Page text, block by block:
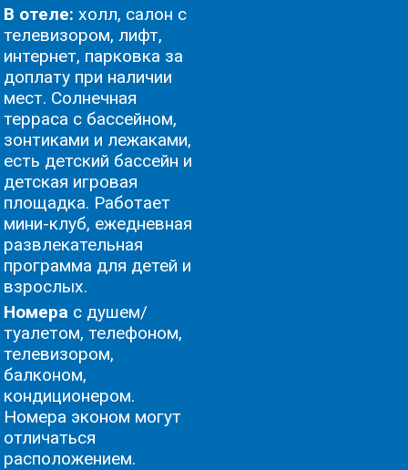
В отеле: холл, салон с
телевизором, лифт,
интернет, парковка за
доплату при наличии
мест. Солнечная
терраса с бассейном,
зонтиками и лежаками,
есть детский бассейн и
детская игровая
площадка. Работает
мини-клуб, ежедневная
развлекательная
программа для детей и
взрослых.
Номера с душем/
туалетом, телефоном,
телевизором,
балконом,
кондиционером.
Номера эконом могут
отличаться
расположением.